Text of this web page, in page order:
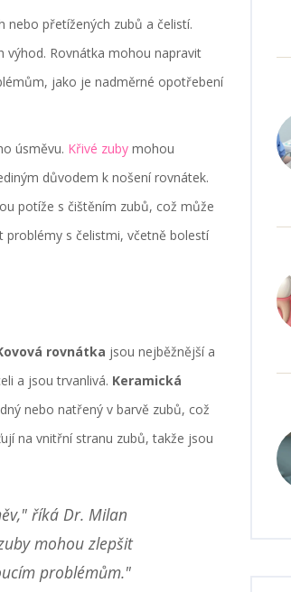
nebo přetížených zubů a čelistí.
výhod. Rovnátka mohou napravit
jako je nadměrné opotřebení
úsměvu. Křivé zuby mohou
důvodem k nošení rovnátek.
potíže s čištěním zubů, což může
problémy s čelistmi, včetně bolestí
rovnátka jsou nejběžnější a
a jsou trvanlivá. Keramická
nebo natřený v barvě zubů, což
na vnitřní stranu zubů, takže jsou
říká Dr. Milan
mohou zlepšit
problémům."